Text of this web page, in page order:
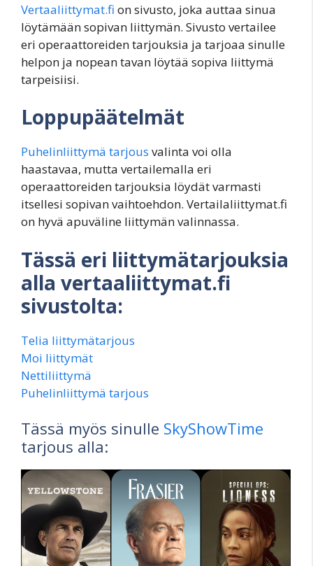
Vertaaliittymat.fi on sivusto, joka auttaa sinua
löytämään sopivan liittymän. Sivusto vertailee
eri operaattoreiden tarjouksia ja tarjoaa sinulle
helpon ja nopean tavan löytää sopiva liittymä
tarpeisiisi.
Loppupäätelmät
Puhelinliittymä tarjous valinta voi olla
haastavaa, mutta vertailemalla eri
operaattoreiden tarjouksia löydät varmasti
itsellesi sopivan vaihtoehdon. Vertailaliittymat.fi
on hyvä apuväline liittymän valinnassa.
Tässä eri liittymätarjouksia
alla vertaaliittymat.fi
sivustolta:
Telia liittymätarjous
Moi liittymät
Nettiliittymä
Puhelinliittymä tarjous
Tässä myös sinulle SkyShowTime
tarjous alla: